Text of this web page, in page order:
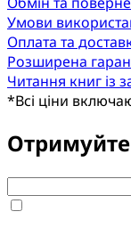
Умови
Оплата та
Розширена
Читання книг із
*Всі ціни